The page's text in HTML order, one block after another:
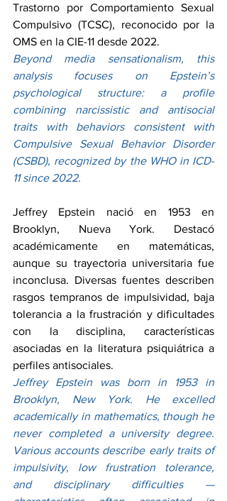
Trastorno por Comportamiento Sexual
Compulsivo (TCSC), reconocido por la
OMS en la CIE-11 desde 2022.
Beyond media sensationalism, this
analysis focuses on Epstein’s
psychological structure: a profile
combining narcissistic and antisocial
traits with behaviors consistent with
Compulsive Sexual Behavior Disorder
(CSBD), recognized by the WHO in ICD-
11 since 2022.
Jeffrey Epstein nació en 1953 en
Brooklyn, Nueva York. Destacó
académicamente en matemáticas,
aunque su trayectoria universitaria fue
inconclusa. Diversas fuentes describen
rasgos tempranos de impulsividad, baja
tolerancia a la frustración y dificultades
con la disciplina, características
asociadas en la literatura psiquiátrica a
perfiles antisociales.
Jeffrey Epstein was born in 1953 in
Brooklyn, New York. He excelled
academically in mathematics, though he
never completed a university degree.
Various accounts describe early traits of
impulsivity, low frustration tolerance,
and disciplinary difficulties —